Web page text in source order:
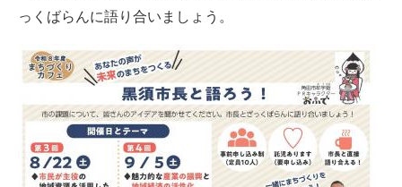
っくばらんに語り合いましょう。